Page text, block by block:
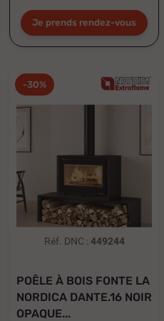
Je prends rendez-vous
-30%
Réf. DNC : 449244
POÊLE À BOIS FONTE LA
NORDICA DANTE.16 NOIR
OPAQUE...